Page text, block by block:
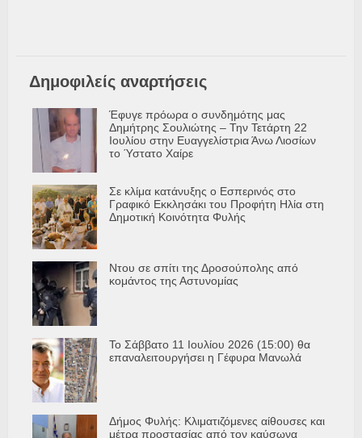
Δημοφιλείς αναρτήσεις
Έφυγε πρόωρα ο συνδημότης μας
Δημήτρης Σουλιώτης – Την Τετάρτη 22
Ιουλίου στην Ευαγγελίστρια Άνω Λιοσίων
το Ύστατο Χαίρε
Σε κλίμα κατάνυξης ο Εσπερινός στο
Γραφικό Εκκλησάκι του Προφήτη Ηλία στη
Δημοτική Κοινότητα Φυλής
Ντου σε σπίτι της Δροσούπολης από
κομάντος της Αστυνομίας
Το Σάββατο 11 Ιουλίου 2026 (15:00) θα
επαναλειτουργήσει η Γέφυρα Μανωλά
Δήμος Φυλής: Κλιματιζόμενες αίθουσες και
μέτρα προστασίας από τον καύσωνα